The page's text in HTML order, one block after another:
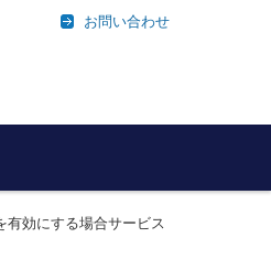
お問い合わせ
有効にする場合サービス